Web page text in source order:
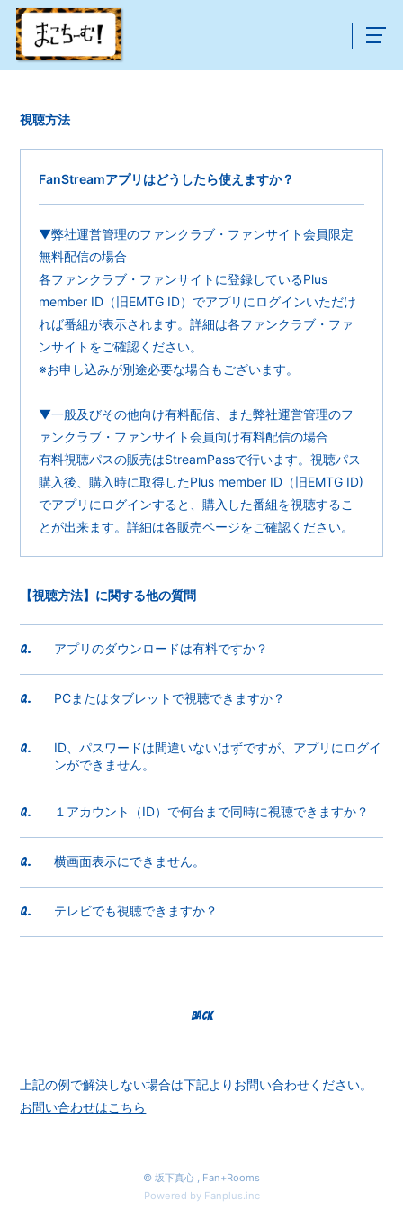
視聴方法
FanStreamアプリはどうしたら使えますか？
▼弊社運営管理のファンクラブ・ファンサイト会員限定
無料配信の場合
各ファンクラブ・ファンサイトに登録しているPlus
member ID（旧EMTG ID）でアプリにログインいただけ
れば番組が表示されます。詳細は各ファンクラブ・ファ
ンサイトをご確認ください。
※お申し込みが別途必要な場合もございます。
▼一般及びその他向け有料配信、また弊社運営管理のフ
ァンクラブ・ファンサイト会員向け有料配信の場合
有料視聴パスの販売はStreamPassで行います。視聴パス
購入後、購入時に取得したPlus member ID（旧EMTG ID)
でアプリにログインすると、購入した番組を視聴するこ
とが出来ます。詳細は各販売ページをご確認ください。
【視聴方法】に関する他の質問
Q. アプリのダウンロードは有料ですか？
Q. PCまたはタブレットで視聴できますか？
Q.
ID、パスワードは間違いないはずですが、アプリにログイ
ンができません。
Q. １アカウント（ID）で何台まで同時に視聴できますか？
Q. 横画面表示にできません。
Q. テレビでも視聴できますか？
BACK
上記の例で解決しない場合は下記よりお問い合わせください。
お問い合わせはこちら
© 坂下真心 , Fan+Rooms
Powered by Fanplus.inc